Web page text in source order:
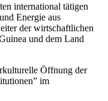
international tätigen
Energie aus
der wirtschaftlichen
und dem Land
Öffnung der
im